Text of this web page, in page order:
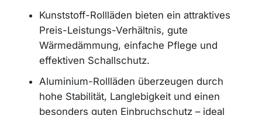
Kunststoff-Rollläden bieten ein attraktives
Preis-Leistungs-Verhältnis, gute
Wärmedämmung, einfache Pflege und
effektiven Schallschutz.
Aluminium-Rollläden überzeugen durch
hohe Stabilität, Langlebigkeit und einen
besonders guten Einbruchschutz – ideal